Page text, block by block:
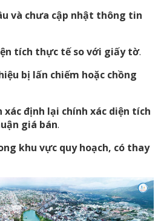
và chưa cập nhật thông tin
tích thực tế so với giấy tờ.
bị lấn chiếm hoặc chồng
định lại chính xác diện tích
giá bán.
khu vực quy hoạch, có thay